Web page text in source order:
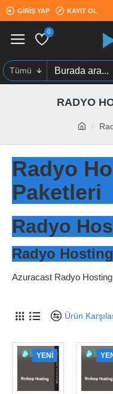
GIRIŞ YAP KAYIT OL
0
Tümü
RADYO
Radyo
Paketleri
Radyo
Radyo
Azuracast Radyo
Ürün
YENI